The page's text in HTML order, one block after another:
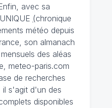
avec sa
(chronique
météo depuis
son almanach
des aléas
meteo-paris.com
de recherches
il s'agit d'un des
disponibles